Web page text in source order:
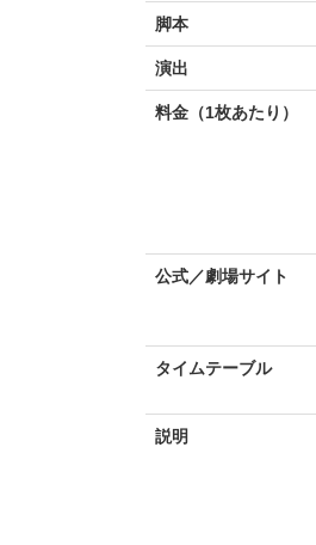
脚本
演出
料金（1枚あたり）
公式／劇場サイト
タイムテーブル
説明